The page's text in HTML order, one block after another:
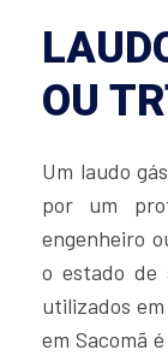
OU
Um laudo
por um
engenheiro
o estado de
utilizados
em Sacomã